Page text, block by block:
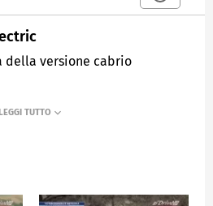
della versione cabrio